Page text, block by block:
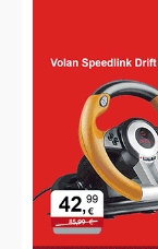
PODRAVINA I
U pojedinim
najugroženiji u